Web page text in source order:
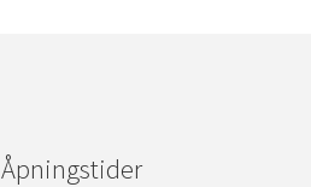
Åpningstider